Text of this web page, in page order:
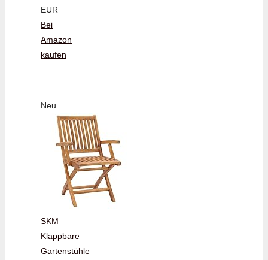
EUR
Bei
Amazon
kaufen
Neu
SKM
Klappbare
Gartenstühle